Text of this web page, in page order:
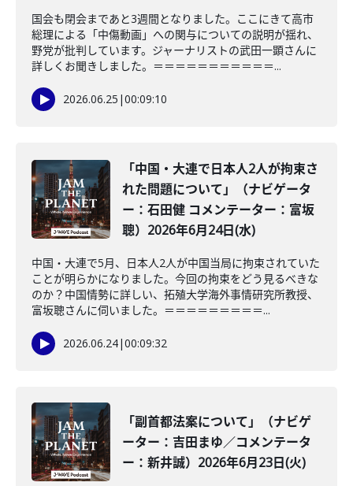
国会も閉会まであと3週間となりました。ここにきて高市
総理による「中傷動画」への関与についての説明が揺れ、
野党が批判しています。ジャーナリストの武田一顕さんに
詳しくお聞きしました。＝＝＝＝＝＝＝＝＝＝＝...
2026.06.25 |00:09:10
「中国・大連で日本人2人が拘束さ
れた問題について」（ナビゲータ
ー：石田健 コメンテーター：富坂
聰）2026年6月24日(水)
中国・大連で5月、日本人2人が中国当局に拘束されていた
ことが明らかになりました。今回の拘束をどう見るべきな
のか？中国情勢に詳しい、拓殖大学海外事情研究所教授、
富坂聰さんに伺いました。＝＝＝＝＝＝＝＝＝...
2026.06.24|00:09:32
「副首都法案について」（ナビゲ
ーター：吉田まゆ／コメンテータ
ー：新井誠）2026年6月23日(火)